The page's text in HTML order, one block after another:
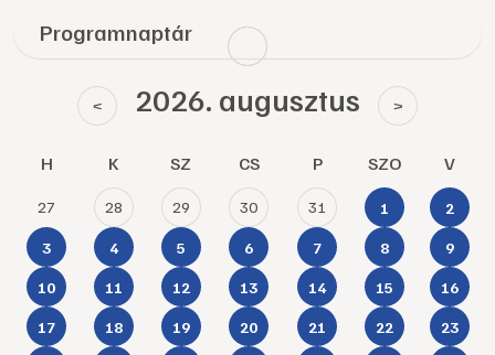
Programnaptár
< 2026. augusztus >
H K SZ CS P SZO V
27 28 29 30 31 1 2
3 4 5 6 7 8 9
10 11 12 13 14 15 16
17 18 19 20 21 22 23